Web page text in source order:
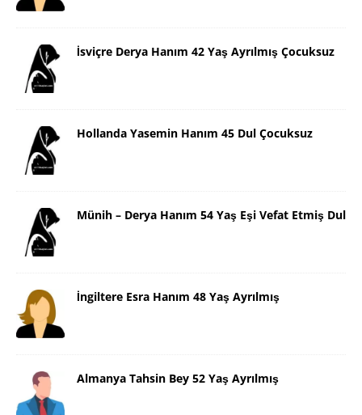
İsviçre Derya Hanım 42 Yaş Ayrılmış Çocuksuz
Hollanda Yasemin Hanım 45 Dul Çocuksuz
Münih – Derya Hanım 54 Yaş Eşi Vefat Etmiş Dul
İngiltere Esra Hanım 48 Yaş Ayrılmış
Almanya Tahsin Bey 52 Yaş Ayrılmış